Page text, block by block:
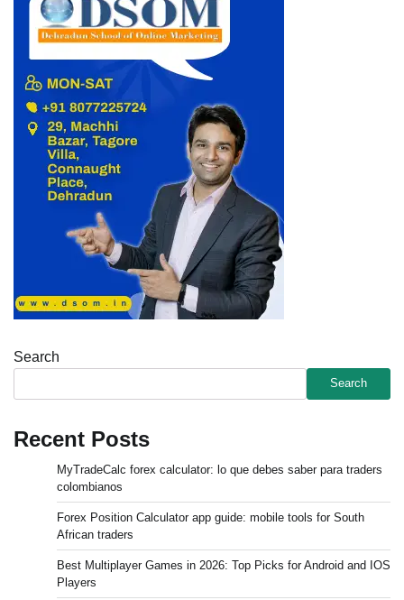
Search
Search
Recent Posts
MyTradeCalc forex calculator: lo que debes saber para traders
colombianos
Forex Position Calculator app guide: mobile tools for South
African traders
Best Multiplayer Games in 2026: Top Picks for Android and IOS
Players